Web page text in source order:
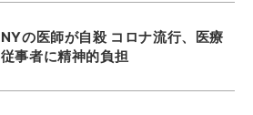
NYの医師が自殺 コロナ流行、医療
従事者に精神的負担